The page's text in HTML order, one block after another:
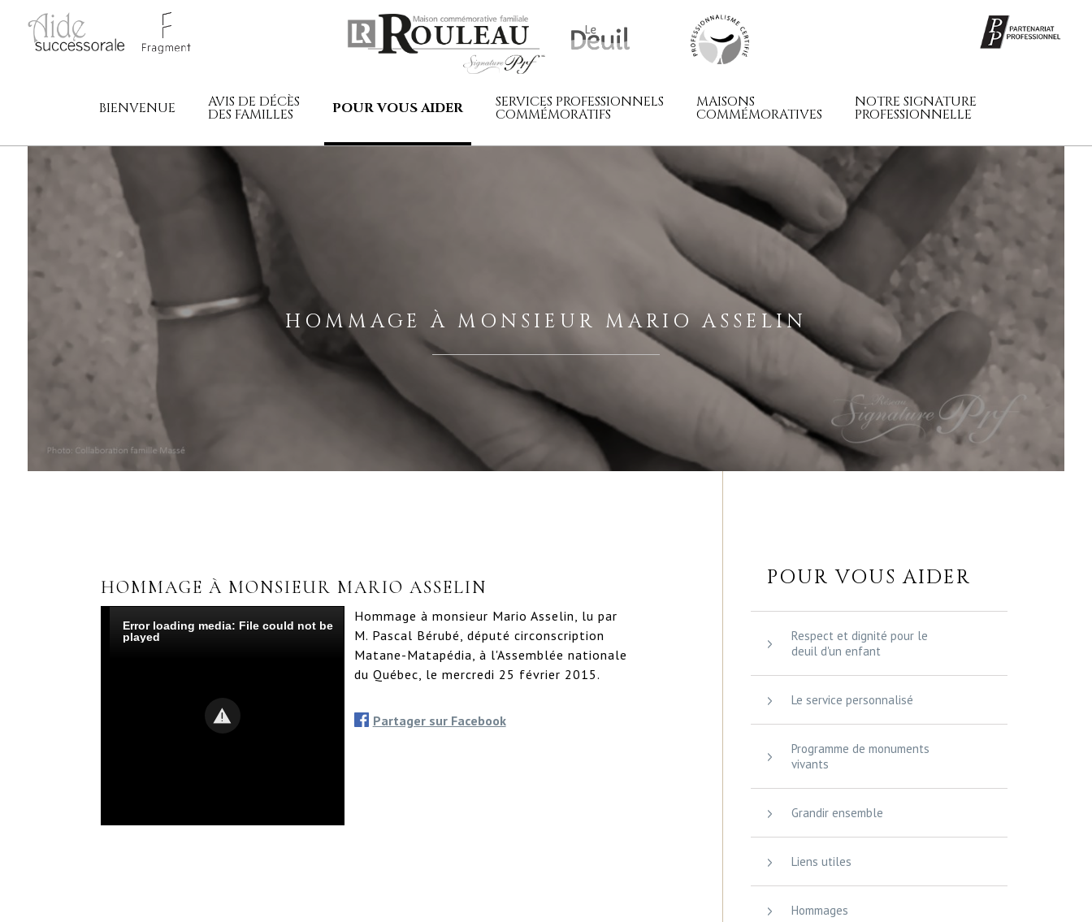
BIENVENUE AVIS DE DÉCÈS
DES FAMILLES POUR VOUS AIDER SERVICES PROFESSIONNELS
COMMÉMORATIFS
MAISONS
COMMÉMORATIVES
NOTRE SIGNATURE
PROFESSIONNELLE
HOMMAGE À MONSIEUR MARIO ASSELIN
HOMMAGE À MONSIEUR MARIO ASSELIN
Error loading media: File could not be
played
Hommage à monsieur Mario Asselin, lu par
M. Pascal Bérubé, député circonscription
Matane-Matapédia, à l'Assemblée nationale
du Québec, le mercredi 25 février 2015.
Partager sur Facebook
POUR VOUS AIDER
Respect et dignité pour le
deuil d'un enfant
Le service personnalisé
Programme de monuments
vivants
Grandir ensemble
Liens utiles
Hommages